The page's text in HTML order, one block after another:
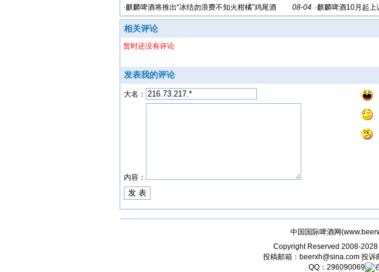
08-04
·麒麟啤酒将推出“冰结勿浪费不知火柑橘”鸡尾酒 ·麒麟啤酒10月起
价
相关评论
暂时还没有评论
发表我的评论
大名：
内容：
中国国际啤酒网(
Copyright Reserved 2008-2028
投稿邮箱： beerxh@sina.com投诉
QQ： 296090069